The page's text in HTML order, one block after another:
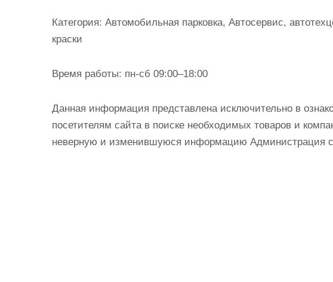
Категория: Автомобильная парковка, Автосервис,
краски
Время работы: пн-сб 09:00–18:00
Данная информация представлена исключительно в
посетителям сайта в поиске необходимых товаров и
неверную и изменившуюся информацию Администрация